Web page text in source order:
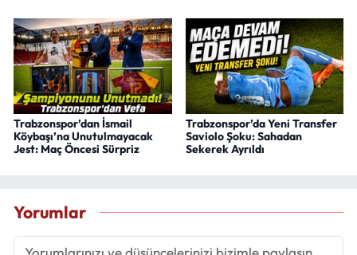
Trabzonspor’dan İsmail
Köybaşı’na Unutulmayacak
Jest: Maç Öncesi Sürpriz
Trabzonspor’da Yeni Transfer
Saviolo Şoku: Sahadan
Sekerek Ayrıldı
Yorumlar